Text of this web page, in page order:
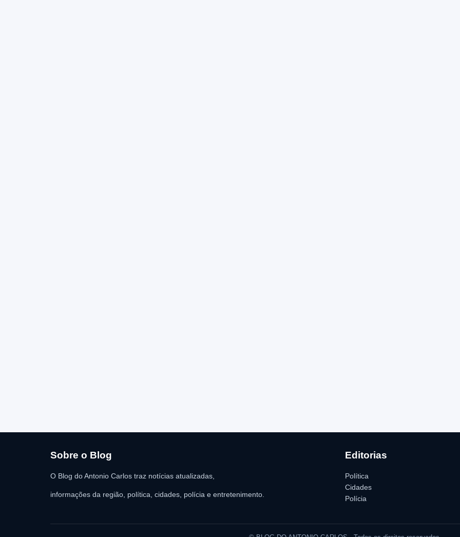
Sobre o Blog
O Blog do Antonio Carlos traz notícias atualizadas,
informações da região, política, cidades, polícia e entretenimento.
Editorias
Política
Cidades
Polícia